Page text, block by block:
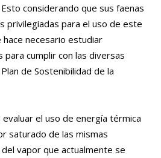
considerando que sus faenas
privilegiadas para el uso de este
necesario estudiar
para cumplir con las diversas
de Sostenibilidad de la
el uso de energía térmica
saturado de las mismas
vapor que actualmente se